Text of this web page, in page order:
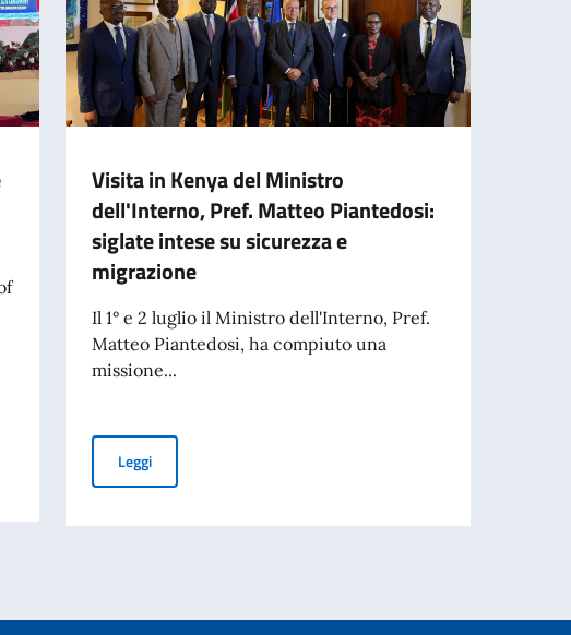
of Government centenary celebrations.
Visita in Kenya del Ministro
dell'Interno, Pref. Matteo Piantedosi:
siglate intese su sicurezza e
migrazione
Il 1° e 2 luglio il Ministro dell'Interno, Pref.
Matteo Piantedosi, ha compiuto una
missione...
LeggiVisita in Kenya del Ministro dell'Interno, Pref. Matteo